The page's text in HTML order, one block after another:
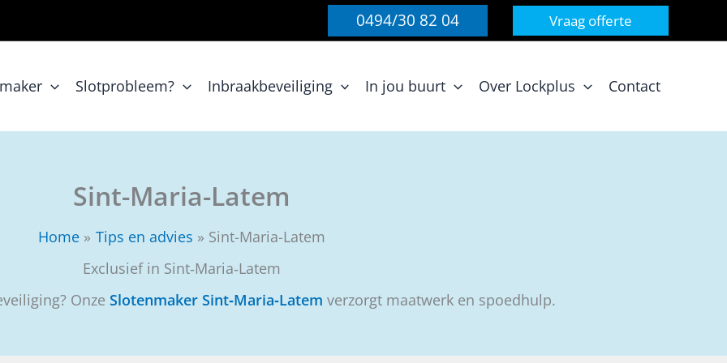
0494/30 82 04 Vraag offerte
Slotprobleem? Inbraakbeveiliging In jou buurt Over Lockplus Contact
Sint-Maria-Latem
Home Tips en advies
Sint-Maria-Latem
Exclusief in Sint‑Maria‑Latem
Onze Slotenmaker Sint‑Maria‑Latem verzorgt maatwerk en spoedhulp.